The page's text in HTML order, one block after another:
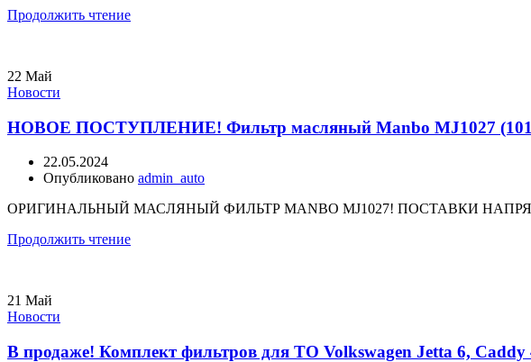
Продолжить чтение
22 Май
Новости
НОВОЕ ПОСТУПЛЕНИЕ! Фильтр масляный Manbo MJ1027
22.05.2024
Опубликовано admin_auto
ОРИГИНАЛЬНЫЙ МАСЛЯНЫЙ ФИЛЬТР MANBO MJ1027! ПОСТАВКИ
Продолжить чтение
21 Май
Новости
В продаже! Комплект фильтров для ТО Volkswagen Jetta 6,